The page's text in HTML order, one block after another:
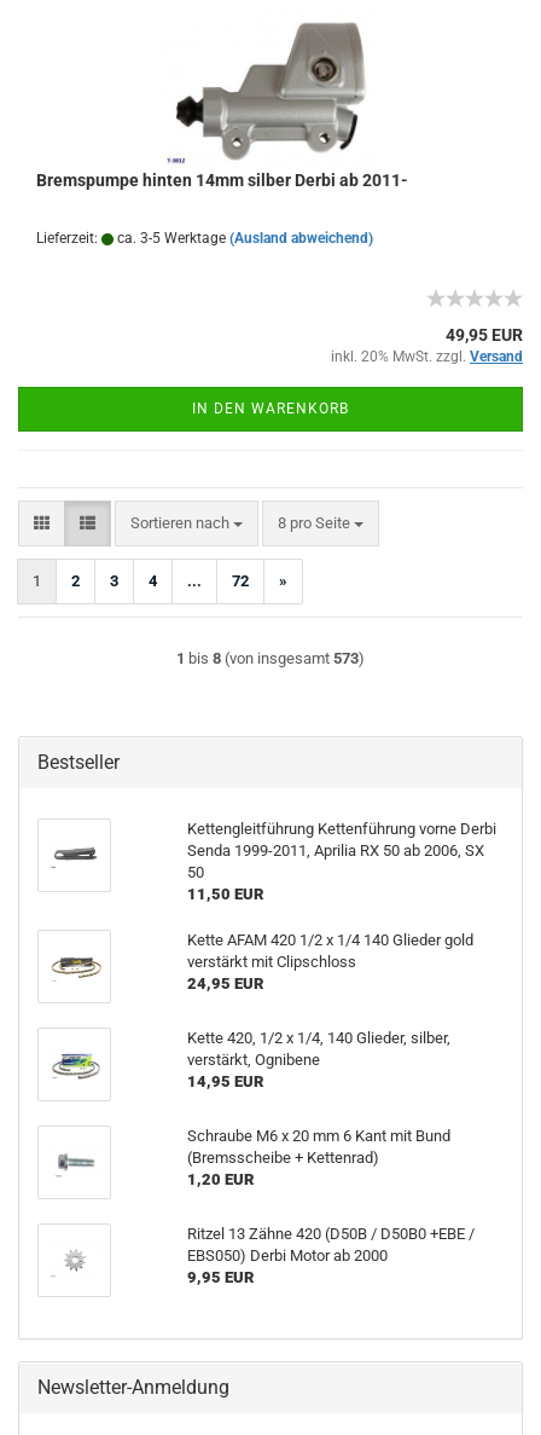
Bremspumpe hinten 14mm silber Derbi ab 2011-
Lieferzeit: ca. 3-5 Werktage (Ausland abweichend)
49,95 EUR
inkl. 20% MwSt. zzgl. Versand
IN DEN WARENKORB
Sortieren nach
Sortieren nach 8 pro Seite
pro Seite
1 2 3 4 ... 72 »
1 bis 8 (von insgesamt 573)
Bestseller
Kettengleitführung Kettenführung vorne Derbi
Senda 1999-2011, Aprilia RX 50 ab 2006, SX
50
11,50 EUR
Kette AFAM 420 1/2 x 1/4 140 Glieder gold
verstärkt mit Clipschloss
24,95 EUR
Kette 420, 1/2 x 1/4, 140 Glieder, silber,
verstärkt, Ognibene
14,95 EUR
Schraube M6 x 20 mm 6 Kant mit Bund
(Bremsscheibe + Kettenrad)
1,20 EUR
Ritzel 13 Zähne 420 (D50B / D50B0 +EBE /
EBS050) Derbi Motor ab 2000
9,95 EUR
Newsletter-Anmeldung